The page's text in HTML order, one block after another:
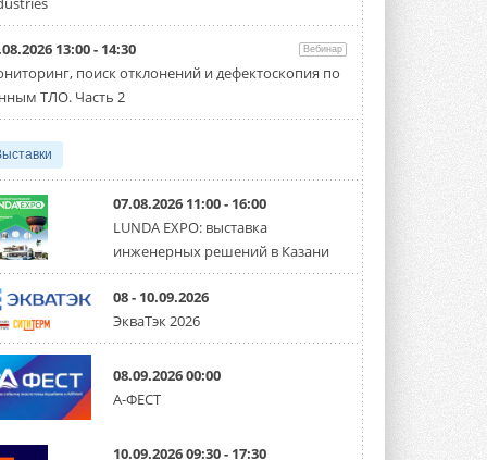
«СиСофт Девелопмент» подвел
итоги конкурса студенческих
проектов «ТИМ-лидеры 2026»
«Русклимат» укрепляет
партнёрство за Уралом
Президент Омского землячества в
Москве Михаил Тимошенко посетил
Омск с трёхдневным рабочим визитом ...
31 ИЮЛЯ 2026
Carrier модернизирует
флагманский чиллер AquaEdge
19XR
Чиллер получил новую версию,
работающую на хладагенте R1234ze ...
31 ИЮЛЯ 2026
Mitsubishi расширяет
13:00 - 14:30 Вебинар
поиск отклонений и дефектоскопия по
ТЛО. Часть 2
07.08.2026 11:00 - 16:00
LUNDA EXPO: выставка
инженерных решений в Казани
08 - 10.09.2026
ЭкваТэк 2026
08.09.2026 00:00
А-ФЕСТ
10.09.2026 09:30 - 17:30